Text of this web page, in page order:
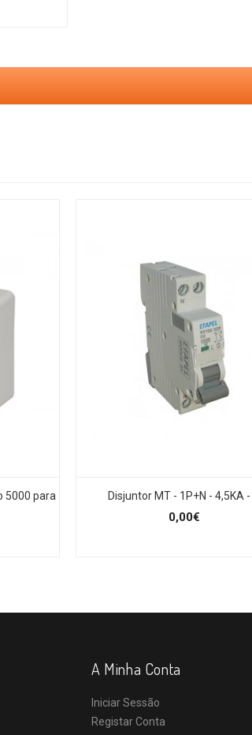
5000 para
Disjuntor MT - 1P+N - 4,5KA -
0,00€
A Minha Conta
Iniciar Sessão
Registar Conta